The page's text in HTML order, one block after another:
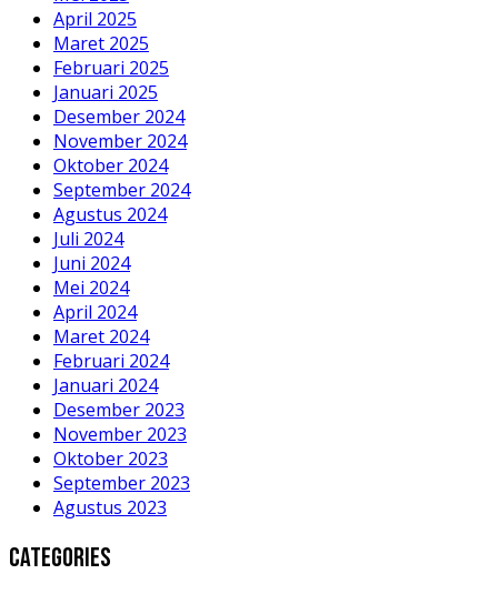
April 2025
Maret 2025
Februari 2025
Januari 2025
Desember 2024
November 2024
Oktober 2024
September 2024
Agustus 2024
Juli 2024
Juni 2024
Mei 2024
April 2024
Maret 2024
Februari 2024
Januari 2024
Desember 2023
November 2023
Oktober 2023
September 2023
Agustus 2023
Categories